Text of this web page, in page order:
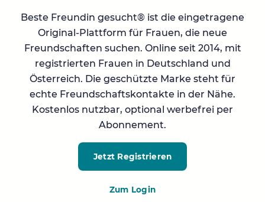
Beste Freundin gesucht® ist die eingetragene
Original-Plattform für Frauen, die neue
Freundschaften suchen. Online seit 2014, mit
registrierten Frauen in Deutschland und
Österreich. Die geschützte Marke steht für
echte Freundschaftskontakte in der Nähe.
Kostenlos nutzbar, optional werbefrei per
Abonnement.
Jetzt Registrieren
Zum Login